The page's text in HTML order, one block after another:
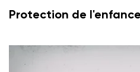
Protection de l'enfance